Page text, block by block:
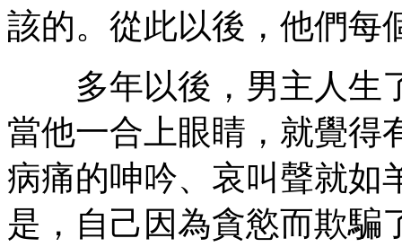
該的。從此以後，他們每
多年以後，男主人生
當他一合上眼睛，就覺得
病痛的呻吟、哀叫聲就如
是，自己因為貪慾而欺騙